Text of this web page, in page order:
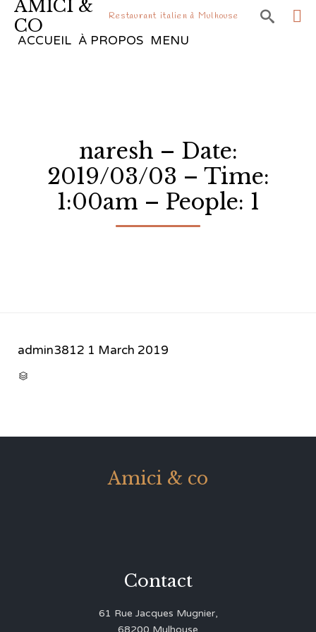
AMICI &
CO
Restaurant italien à Mulhouse 
ACCUEIL À PROPOS MENU
naresh – Date:
2019/03/03 – Time:
1:00am – People: 1
admin3812 1 March 2019

Amici & co
Contact
61 Rue Jacques Mugnier,